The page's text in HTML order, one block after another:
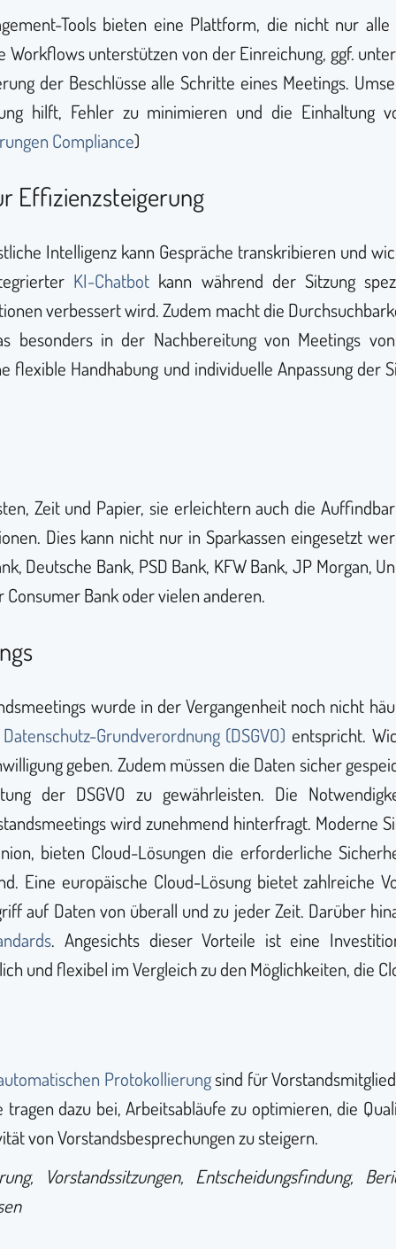
Tools bieten eine Plattform, die nicht nur
unterstützen von der Einreichung, ggf.
der Beschlüsse alle Schritte eines Meetings.
hilft, Fehler zu minimieren und die Einhaltung
Compliance)
Effizienzsteigerung
Intelligenz kann Gespräche transkribieren und
KI-Chatbot kann während der Sitzung
verbessert wird. Zudem macht die
besonders in der Nachbereitung von Meetings
flexible Handhabung und individuelle Anpassung der
Zeit und Papier, sie erleichtern auch die
Dies kann nicht nur in Sparkassen eingesetzt
Deutsche Bank, PSD Bank, KFW Bank, JP Morgan,
Consumer Bank oder vielen anderen.
wurde in der Vergangenheit noch nicht
Datenschutz-Grundverordnung (DSGVO) entspricht.
geben. Zudem müssen die Daten sicher
der DSGVO zu gewährleisten. Die
wird zunehmend hinterfragt. Moderne
bieten Cloud-Lösungen die erforderliche
Eine europäische Cloud-Lösung bietet zahlreiche
auf Daten von überall und zu jeder Zeit. Darüber
. Angesichts dieser Vorteile ist eine
und flexibel im Vergleich zu den Möglichkeiten, die
Protokollierungsind für
dazu bei, Arbeitsabläufe zu optimieren, die
von Vorstandsbesprechungen zu steigern.
Vorstandssitzungen, Entscheidungsfindung,